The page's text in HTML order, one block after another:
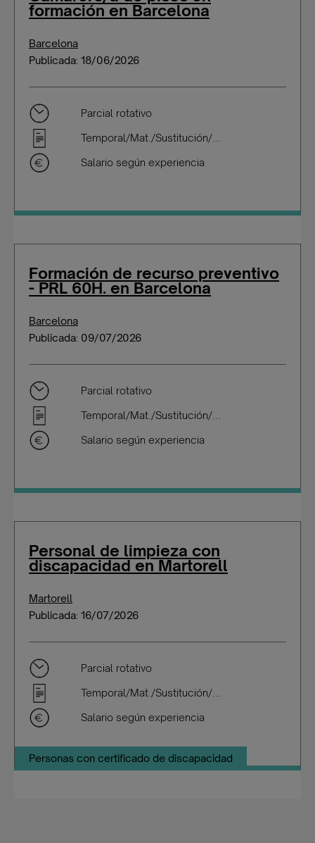
formación en Barcelona
Barcelona
Publicada: 18/06/2026
Parcial rotativo
Temporal/Mat./Sustitución/...
Salario según experiencia
Formación de recurso preventivo
- PRL 60H. en Barcelona
Barcelona
Publicada: 09/07/2026
Parcial rotativo
Temporal/Mat./Sustitución/...
Salario según experiencia
Personal de limpieza con
discapacidad en Martorell
Martorell
Publicada: 16/07/2026
Parcial rotativo
Temporal/Mat./Sustitución/...
Salario según experiencia
Personas con certificado de discapacidad